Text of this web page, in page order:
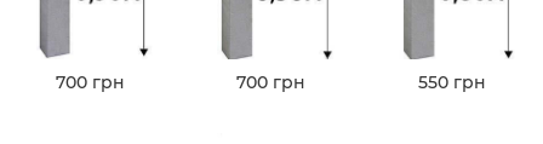
700 грн 700 грн 550 грн